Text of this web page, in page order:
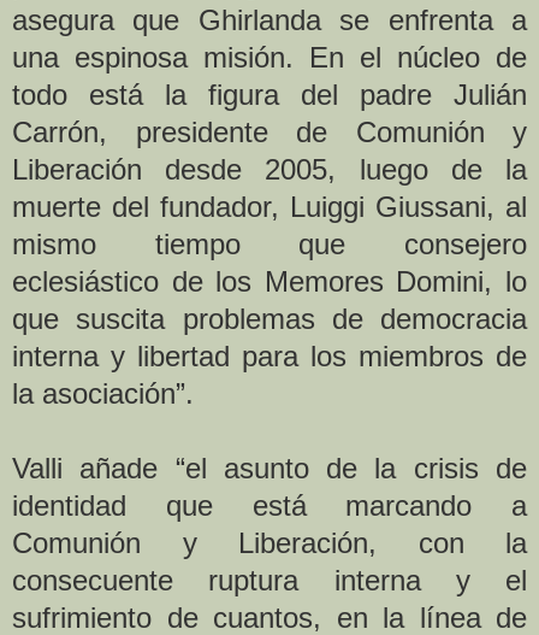
asegura que Ghirlanda se enfrenta a
una espinosa misión. En el núcleo de
todo está la figura del padre Julián
Carrón, presidente de Comunión y
Liberación desde 2005, luego de la
muerte del fundador, Luiggi Giussani, al
mismo tiempo que consejero
eclesiástico de los Memores Domini, lo
que suscita problemas de democracia
interna y libertad para los miembros de
la asociación”.
Valli añade “el asunto de la crisis de
identidad que está marcando a
Comunión y Liberación, con la
consecuente ruptura interna y el
sufrimiento de cuantos, en la línea de